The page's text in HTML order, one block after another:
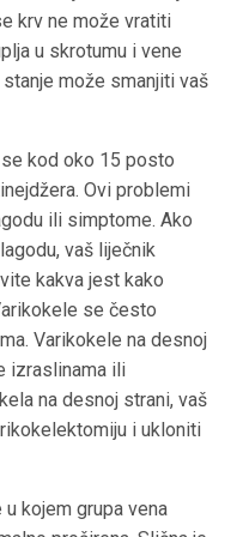
krv ne može vratiti
u skrotumu i vene
može smanjiti vaš
kod oko 15 posto
Ovi problemi
ili simptome. Ako
vaš liječnik
kakva jest kako
se često
Varikokele na desnoj
izraslinama ili
na desnoj strani, vaš
i ukloniti
kojem grupa vena